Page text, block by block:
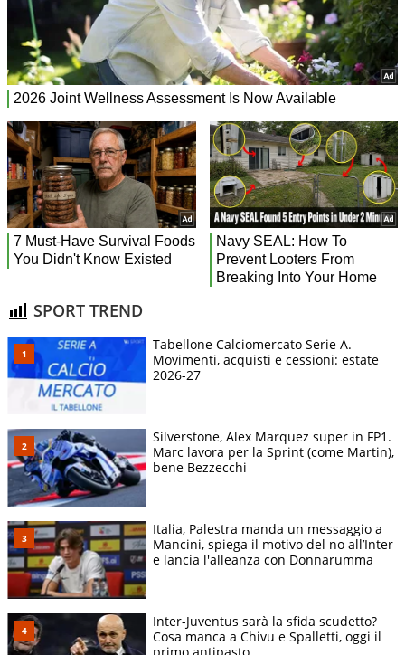
SPORT TREND
Tabellone Calciomercato Serie A.
Movimenti, acquisti e cessioni: estate
2026-27
Silverstone, Alex Marquez super in FP1.
Marc lavora per la Sprint (come Martin),
bene Bezzecchi
Italia, Palestra manda un messaggio a
Mancini, spiega il motivo del no all’Inter
e lancia l'alleanza con Donnarumma
Inter-Juventus sarà la sfida scudetto?
Cosa manca a Chivu e Spalletti, oggi il